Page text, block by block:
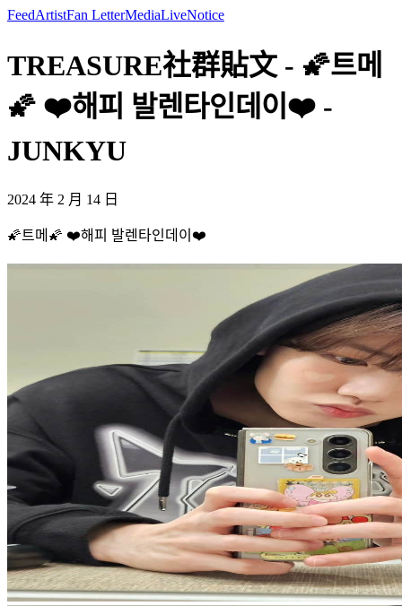
FeedArtistFan LetterMediaLiveNotice
TREASURE社群貼文 - 🌠트메
🌠 ❤️해피 발렌타인데이❤️ -
JUNKYU
2024 年 2 月 14 日
🌠트메🌠 ❤️해피 발렌타인데이❤️